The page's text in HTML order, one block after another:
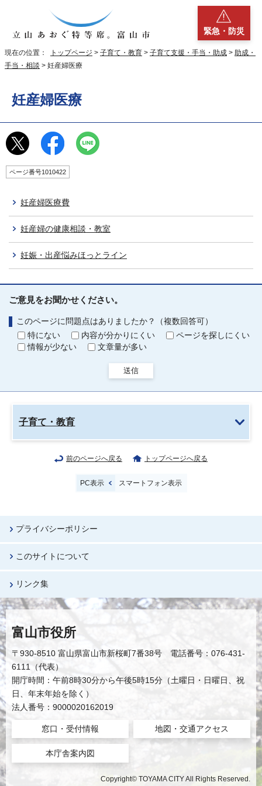
緊急・防災
現在の位置： トップページ > 子育て・教育 > 子育て支援・手当・助成 > 助成・
手当・相談 > 妊産婦医療
妊産婦医療
ページ番号1010422
妊産婦医療費
妊産婦の健康相談・教室
妊娠・出産悩みほっとライン
ご意見をお聞かせください。
このページに問題点はありましたか？（複数回答可）
特にない
内容が分かりにくい
ページを探しにくい
情報が少ない
文章量が多い
送信
子育て・教育
前のページへ戻る トップページへ戻る
PC表示 スマートフォン表示
プライバシーポリシー
このサイトについて
リンク集
富山市役所
〒930-8510 富山県富山市新桜町7番38号 電話番号：076-431-
6111（代表）
開庁時間：午前8時30分から午後5時15分（土曜日・日曜日、祝
日、年末年始を除く）
法人番号：9000020162019
窓口・受付情報 地図・交通アクセス
本庁舎案内図
Copyright© TOYAMA CITY All Rights Reserved.